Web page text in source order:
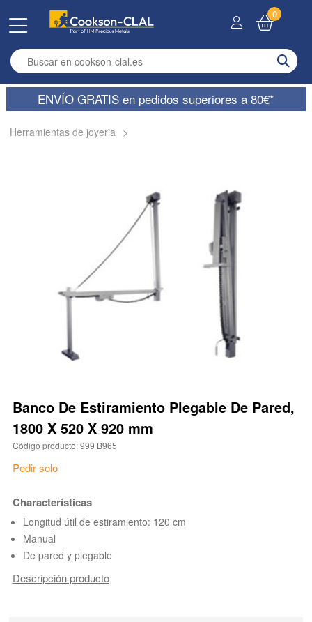
Enter search term
0
ENVÍO GRATIS en pedidos superiores a 80€*
Herramientas de joyeria >
Banco De Estiramiento Plegable De Pared,
1800 X 520 X 920 mm
Código producto: 999 B965
Pedir solo
Characterísticas
Longitud útil de estiramiento: 120 cm
Manual
De pared y plegable
Descripción producto